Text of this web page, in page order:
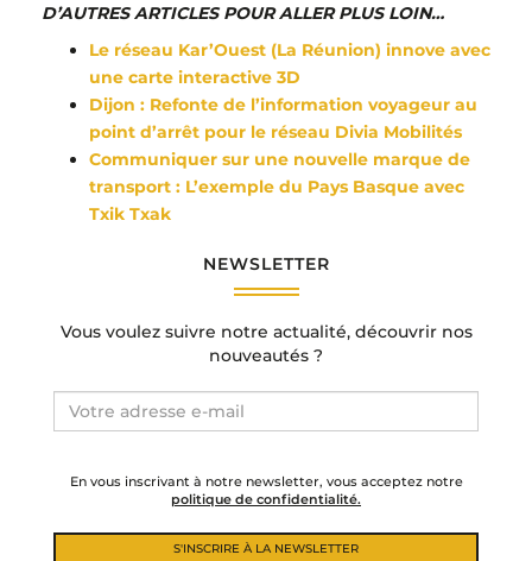
D’AUTRES ARTICLES POUR ALLER PLUS LOIN…
Le réseau Kar’Ouest (La Réunion) innove avec
une carte interactive 3D
Dijon : Refonte de l’information voyageur au
point d’arrêt pour le réseau Divia Mobilités
Communiquer sur une nouvelle marque de
transport : L’exemple du Pays Basque avec
Txik Txak
NEWSLETTER
Vous voulez suivre notre actualité, découvrir nos
nouveautés ?
En vous inscrivant à notre newsletter, vous acceptez notre
politique de confidentialité.